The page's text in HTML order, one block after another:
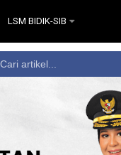
LSM BIDIK-SIB